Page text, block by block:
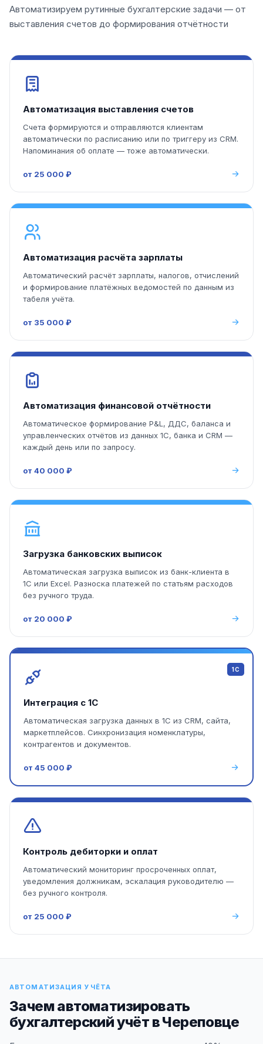
Автоматизируем рутинные бухгалтерские задачи — от
выставления счетов до формирования отчётности
Автоматизация выставления счетов
Счета формируются и отправляются клиентам
автоматически по расписанию или по триггеру из CRM.
Напоминания об оплате — тоже автоматически.
от 25 000 ₽
Автоматизация расчёта зарплаты
Автоматический расчёт зарплаты, налогов, отчислений
и формирование платёжных ведомостей по данным из
табеля учёта.
от 35 000 ₽
Автоматизация финансовой отчётности
Автоматическое формирование P&L, ДДС, баланса и
управленческих отчётов из данных 1С, банка и CRM —
каждый день или по запросу.
от 40 000 ₽
Загрузка банковских выписок
Автоматическая загрузка выписок из банк-клиента в
1С или Excel. Разноска платежей по статьям расходов
без ручного труда.
от 20 000 ₽
1С
Интеграция с 1С
Автоматическая загрузка данных в 1С из CRM, сайта,
маркетплейсов. Синхронизация номенклатуры,
контрагентов и документов.
от 45 000 ₽
Контроль дебиторки и оплат
Автоматический мониторинг просроченных оплат,
уведомления должникам, эскалация руководителю —
без ручного контроля.
от 25 000 ₽
АВТОМАТИЗАЦИЯ УЧЁТА
Зачем автоматизировать
бухгалтерский учёт в Череповце